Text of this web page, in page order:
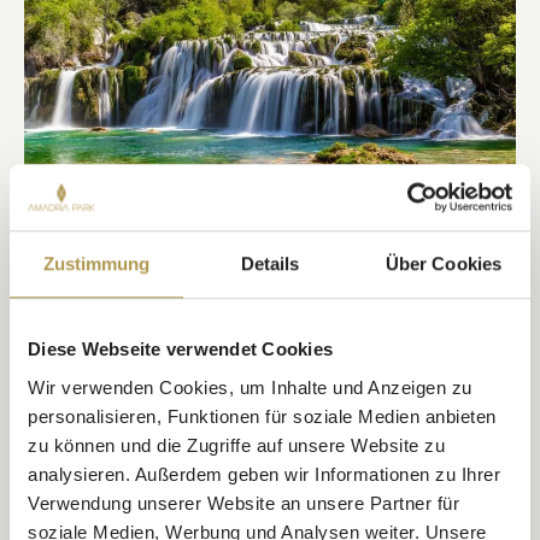
Zustimmung Details Über Cookies
Diese Webseite verwendet Cookies
Wir verwenden Cookies, um Inhalte und Anzeigen zu
personalisieren, Funktionen für soziale Medien anbieten
zu können und die Zugriffe auf unsere Website zu
analysieren. Außerdem geben wir Informationen zu Ihrer
Verwendung unserer Website an unsere Partner für
soziale Medien, Werbung und Analysen weiter. Unsere
SIBENIK
KRKA NATIONALPARK
Ein Aufenthalt in Šibenik ist nicht komplett ohne einen Besuch im